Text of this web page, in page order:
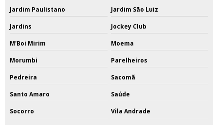
Jardim Paulistano Jardim São Luiz
Jardins Jockey Club
M'Boi Mirim Moema
Morumbi Parelheiros
Pedreira Sacomã
Santo Amaro Saúde
Socorro Vila Andrade